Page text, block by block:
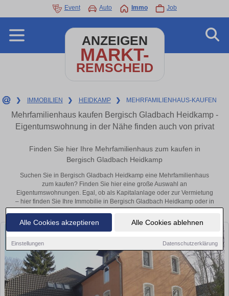
Alle Cookies akzeptieren Alle Cookies ablehnen
Einstellungen Datenschutzerklärung
Event Auto Immo Job
ANZEIGEN
MARKT-
REMSCHEID
❯ IMMOBILIEN ❯ HEIDKAMP ❯ MEHRFAMILIENHAUS-KAUFEN
Mehrfamilienhaus kaufen Bergisch Gladbach Heidkamp -
Eigentumswohnung in der Nähe finden auch von privat
Finden Sie hier Ihre Mehrfamilienhaus zum kaufen in
Bergisch Gladbach Heidkamp
Suchen Sie in Bergisch Gladbach Heidkamp eine Mehrfamilienhaus
zum kaufen? Finden Sie hier eine große Auswahl an
Eigentumswohnungen. Egal, ob als Kapitalanlage oder zur Vermietung
– hier finden Sie Ihre Immobilie in Bergisch Gladbach Heidkamp oder in
der Nähe.